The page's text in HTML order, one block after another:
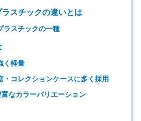
スチックの違いとは
ラスチックの一種
く軽量
・コレクションケースに多く採用
なカラーバリエーション